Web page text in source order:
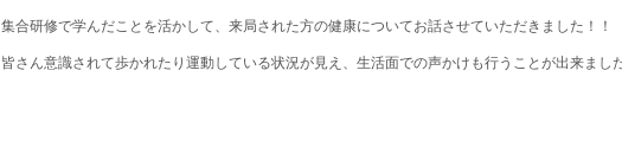
集合研修で学んだことを活かして、来局された方の健康についてお話させていただきました！！
皆さん意識されて歩かれたり運動している状況が見え、生活面での声かけも行うことが出来まし